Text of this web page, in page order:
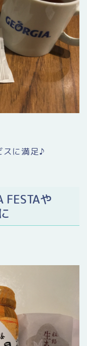
スに満足♪
や